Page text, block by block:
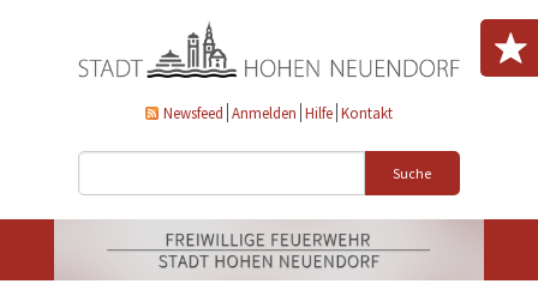
Newsfeed Anmelden Hilfe Kontakt
Suche